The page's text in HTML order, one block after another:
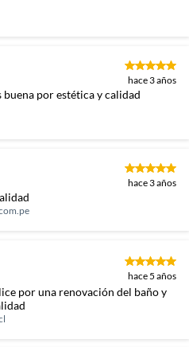
hace 3 años
buena por estética y calidad
hace 3 años
hace 5 años
por una renovación del baño y